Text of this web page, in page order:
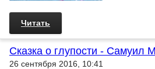
Читать
Сказка о глупости - Самуил
26 сентября 2016, 10:41